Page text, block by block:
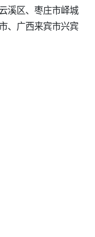
溪区、枣庄市峄城
、广西来宾市兴宾